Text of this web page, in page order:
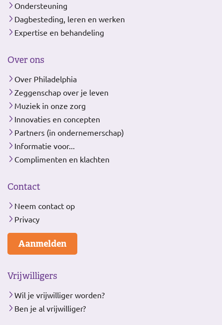
Ondersteuning
Dagbesteding, leren en werken
Expertise en behandeling
Over ons
Over Philadelphia
Zeggenschap over je leven
Muziek in onze zorg
Innovaties en concepten
Partners (in ondernemerschap)
Informatie voor...
Complimenten en klachten
Contact
Neem contact op
Privacy
Aanmelden
Vrijwilligers
Wil je vrijwilliger worden?
Ben je al vrijwilliger?